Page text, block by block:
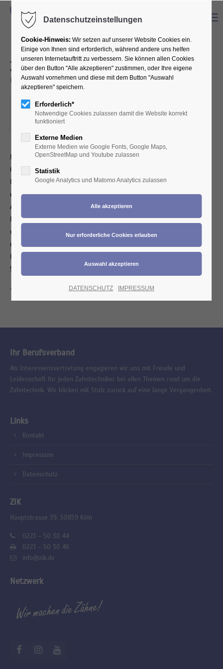
ZIK - Sitzung des
Gesellenausschusses
06.05.2026
ORT: BOOTSHAUS "ALTE LIEBE", RODENKIRCHNER LEINPFAD, 50996
Eingeladen sind alle Arbeitnehmer (Zahntechniker-Meister-
Gesellen-Azubis) - Neben den Regularien das Hauptthema:
Neuwahlen in allen ehrenamtlichen Pflichtausschüssen. Wer
möchte als Arbeitsnehmer-Vertreter dabei sein?
Anschließend gibt es die Möglichkeit, an der ordentlichen
Mitgliederversammlung der ZIK teilzunehmen, interessante Infos
und Vorträge zu aktuellen und künftigen Themen, zum Austausch
miteinander.
Bei Interesse bitte in der ZIK-Geschäftsstelle anmelden. 0221-
503044
Zurück zur Eventübersicht
Ihr Berufsverband
Als Interessensvertretung engagieren wir uns mit Freude und
Leidenschaft für jeden Zahntechniker bei allen Themen rund um die
Zahntechnik. Wir blicken mit Stolz zurück auf eine lange Vergangenheit.
Links
Kontakt
Impressum
Datenschutz
ZIK
Hauptstrasse 39, 50859 Köln
0221 – 50 30 44
0221 – 50 30 46
info@zik.de
Netzwerk
Datenschutzeinstellungen
Cookie-Hinweis: Wir setzen auf unserer Website Cookies ein.
Einige von Ihnen sind erforderlich, während andere uns helfen
unseren Internetauftritt zu verbessern. Sie können allen Cookies
über den Button "Alle akzeptieren" zustimmen, oder Ihre eigene
Auswahl vornehmen und diese mit dem Button "Auswahl
akzeptieren" speichern.
Erforderlich*
Notwendige Cookies zulassen damit die Website korrekt
funktioniert
Externe Medien
Externe Medien wie Google Fonts, Google Maps,
OpenStreetMap und Youtube zulassen
Statistik
Google Analytics und Matomo Analytics zulassen
DATENSCHUTZ IMPRESSUM